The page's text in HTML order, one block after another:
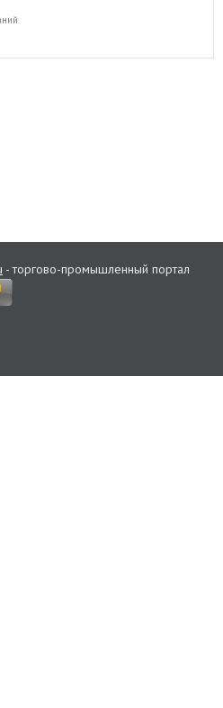
- торгово-промышленный портал